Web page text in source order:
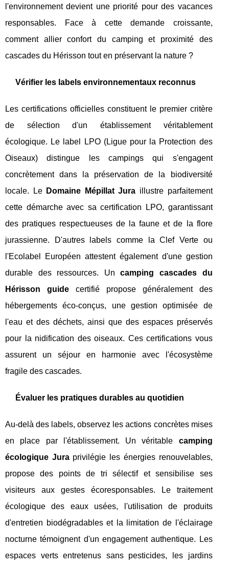
l'environnement devient une priorité pour des vacances
responsables. Face à cette demande croissante,
comment allier confort du camping et proximité des
cascades du Hérisson tout en préservant la nature ?
Vérifier les labels environnementaux reconnus
Les certifications officielles constituent le premier critère
de sélection d'un établissement véritablement
écologique. Le label LPO (Ligue pour la Protection des
Oiseaux) distingue les campings qui s'engagent
concrètement dans la préservation de la biodiversité
locale. Le Domaine Mépillat Jura illustre parfaitement
cette démarche avec sa certification LPO, garantissant
des pratiques respectueuses de la faune et de la flore
jurassienne. D'autres labels comme la Clef Verte ou
l'Ecolabel Européen attestent également d'une gestion
durable des ressources. Uncamping cascades du
Hérisson guidecertifié propose généralement des
hébergements éco-conçus, une gestion optimisée de
l'eau et des déchets, ainsi que des espaces préservés
pour la nidification des oiseaux. Ces certifications vous
assurent un séjour en harmonie avec l'écosystème
fragile des cascades.
Évaluer les pratiques durables au quotidien
Au-delà des labels, observez les actions concrètes mises
en place par l'établissement. Un véritable camping
écologique Juraprivilégie les énergies renouvelables,
propose des points de tri sélectif et sensibilise ses
visiteurs aux gestes écoresponsables. Le traitement
écologique des eaux usées, l'utilisation de produits
d'entretien biodégradables et la limitation de l'éclairage
nocturne témoignent d'un engagement authentique. Les
espaces verts entretenus sans pesticides, les jardins